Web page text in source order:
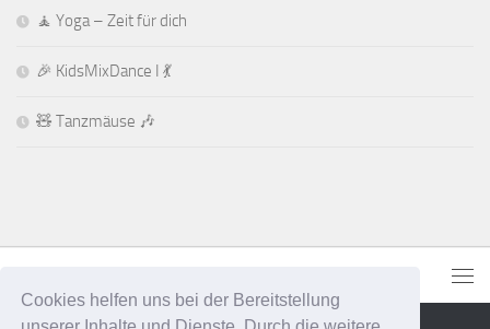
Cookies helfen uns bei der Bereitstellung
🧘 Yoga – Zeit für dich
🎉 KidsMixDance I 💃
🧸 Tanzmäuse 🎶